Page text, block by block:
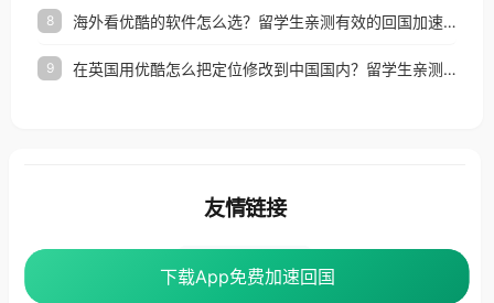
8 海外看优酷的软件怎么选？留学生亲测有效的回国加速方案
9 在英国用优酷怎么把定位修改到中国国内？留学生亲测有效的回国加速方案
下载App免费加速回国
下载App免费加速回国
友情链接